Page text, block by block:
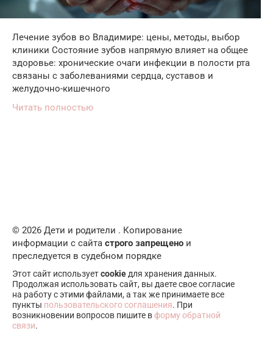
Лечение зубов во Владимире: цены, методы, выбор
клиники Состояние зубов напрямую влияет на общее
здоровье: хронические очаги инфекции в полости рта
связаны с заболеваниями сердца, суставов и
желудочно-кишечного
Читать полностью
© 2026 Дети и родители . Копирование
информации с сайта строго запрещено и
преследуется в судебном порядке
Этот сайт используетcookieдля хранения данных.
Продолжая использовать сайт, вы даете свое согласие
на работу с этими файлами, а так же принимаете все
пункты пользовательского соглашения. При
возникновении вопросов пишите вформу обратной
связи.